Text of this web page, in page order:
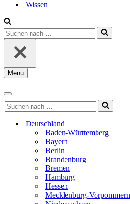
Wissen
Suchen
nach …
Menu
Navigationsmenü
Navigationsmenü
Suchen
nach …
Deutschland
Baden-Württemberg
Bayern
Berlin
Brandenburg
Bremen
Hamburg
Hessen
Mecklenburg-Vorpommern